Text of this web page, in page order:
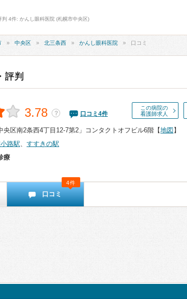
4件: かんし眼科医院 (札幌市中央区)
中央区 北三条西 かんし眼科医院 口コミ
評判
この病院の
看護師求人
3.78 ？ 口コミ 4件
央区南2条西4丁目12-7第2」コンタクトオフビル6階 【地図 】
路駅、 すすきの駅
療
口コミ
4件